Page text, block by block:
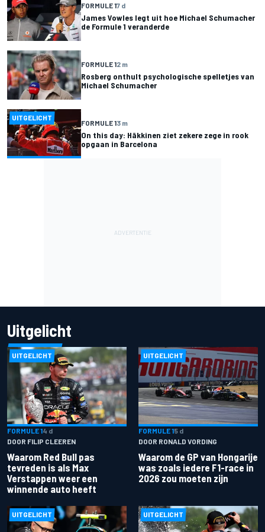
FORMULE 17 d
James Vowles legt uit hoe Michael Schumacher
de Formule 1 veranderde
FORMULE 12 m
Rosberg onthult psychologische spelletjes van
Michael Schumacher
UITGELICHT
FORMULE 13 m
On this day: Häkkinen ziet zekere zege in rook
opgaan in Barcelona
Uitgelicht
UITGELICHT
FORMULE 14 d
DOOR FILIP CLEEREN
Waarom Red Bull pas
tevreden is als Max
Verstappen weer een
winnende auto heeft
UITGELICHT
FORMULE 15 d
DOOR RONALD VORDING
Waarom de GP van Hongarije
was zoals iedere F1-race in
2026 zou moeten zijn
UITGELICHT UITGELICHT